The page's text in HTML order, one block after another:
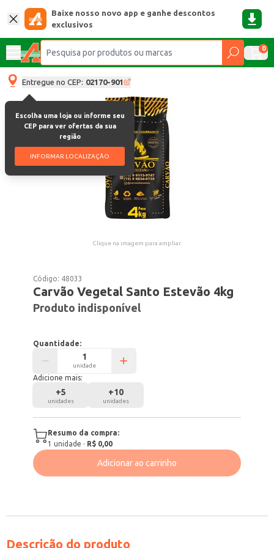
Baixe nosso novo app e ganhe descontos
exclusivos
0
Entregue no CEP: 02170-901
Escolha uma loja ou informe seu
CEP para ver ofertas da sua
região
INFORMAR LOCALIZAÇÃO
Clique na imagem para ampliar.
Código: 48033
Carvão Vegetal Santo Estevão 4kg
Produto indisponível
Quantidade:
unidade
Adicione mais:
+5
unidades
+10
unidades
Resumo da compra:
1 unidade · R$ 0,00
Adicionar ao carrinho
Descrição do produto